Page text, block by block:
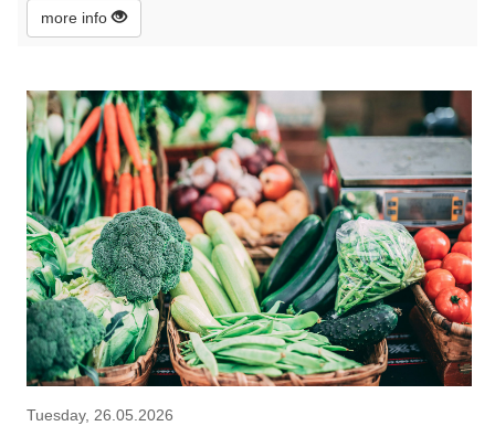
more info
Tuesday, 26.05.2026